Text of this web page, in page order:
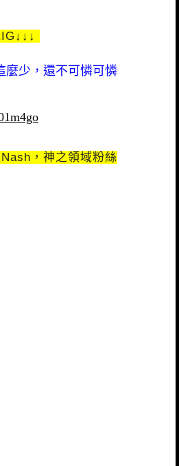
麼少，還不可憐可憐
，神之領域粉絲